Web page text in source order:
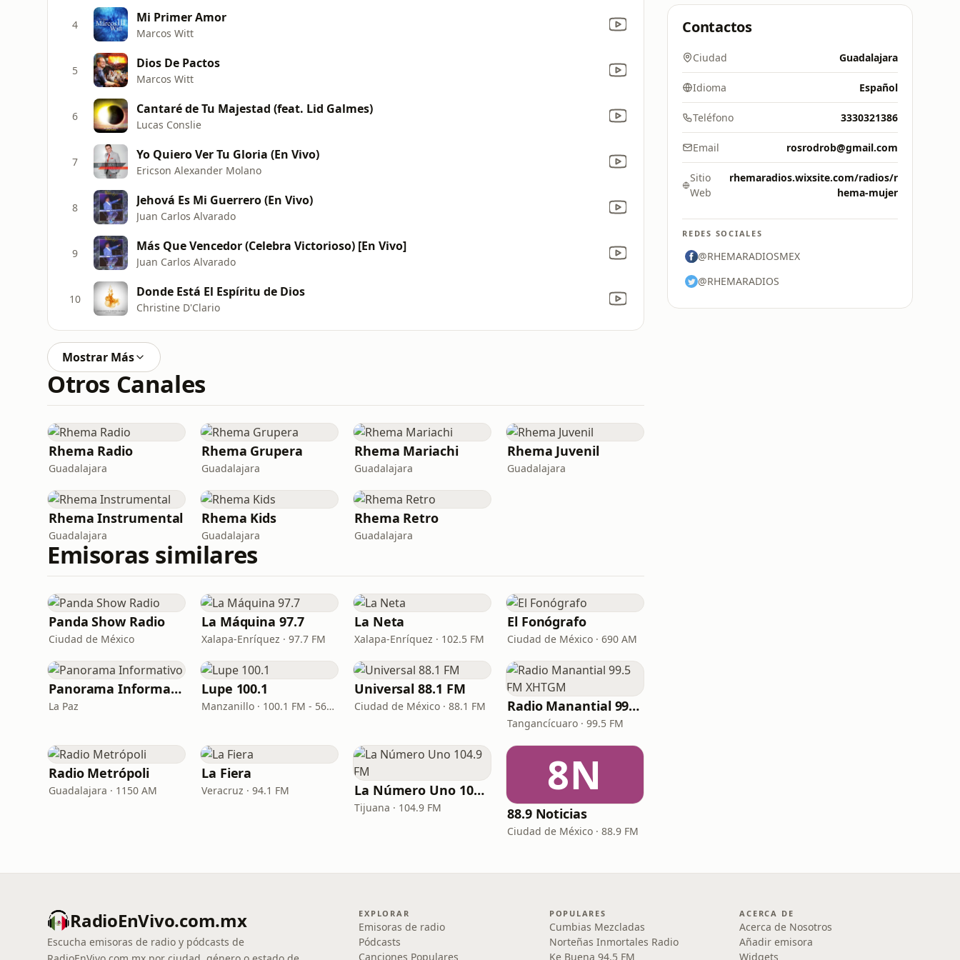
4 Mi Primer Amor
Marcos Witt
5 Dios De Pactos
Marcos Witt
6 Cantaré de Tu Majestad (feat. Lid Galmes)
Lucas Conslie
7 Yo Quiero Ver Tu Gloria (En Vivo)
Ericson Alexander Molano
8 Jehová Es Mi Guerrero (En Vivo)
Juan Carlos Alvarado
9 Más Que Vencedor (Celebra Victorioso) [En Vivo]
Juan Carlos Alvarado
10 Donde Está El Espíritu de Dios
Christine D'Clario
Mostrar Más
Otros Canales
Rhema Radio
Guadalajara
Rhema Grupera
Guadalajara
Rhema Mariachi
Guadalajara
Rhema Juvenil
Guadalajara
Rhema Instrumental
Guadalajara
Rhema Kids
Guadalajara
Rhema Retro
Guadalajara
Emisoras similares
Panda Show Radio
Ciudad de México
La Máquina 97.7
Xalapa-Enríquez · 97.7 FM
La Neta
Xalapa-Enríquez · 102.5 FM
El Fonógrafo
Ciudad de México · 690 AM
Panorama Informativo
La Paz
Lupe 100.1
Manzanillo · 100.1 FM - 560 AM
Universal 88.1 FM
Ciudad de México · 88.1 FM Radio Manantial 99.5 FM XHTGM
Tangancícuaro · 99.5 FM
Radio Metrópoli
Guadalajara · 1150 AM
La Fiera
Veracruz · 94.1 FM La Número Uno 104.9 FM
Tijuana · 104.9 FM
8N
88.9 Noticias
Ciudad de México · 88.9 FM
Contactos
Ciudad Guadalajara
Idioma Español
Teléfono 3330321386
Email rosrodrob@gmail.com
Sitio
Web
rhemaradios.wixsite.com/radios/r
hema-mujer
REDES SOCIALES
@RHEMARADIOSMEX
@RHEMARADIOS
RadioEnVivo.com.mx
Escucha emisoras de radio y pódcasts de
EXPLORAR
Emisoras de radio
Pódcasts
Canciones Populares
POPULARES
Cumbias Mezcladas
Norteñas Inmortales Radio
Ke Buena 94.5 FM
ACERCA DE
Acerca de Nosotros
Añadir emisora
Widgets